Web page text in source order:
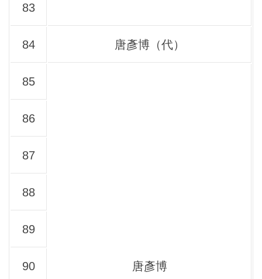
83
84 唐彥博（代）
85
唐彥博
86
87
88
89
90